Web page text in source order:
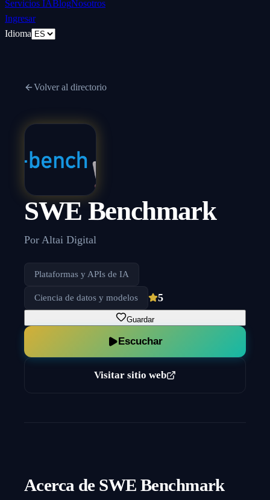
Servicios IABlogNosotros
Ingresar
Idioma
Volver al directorio
SWE Benchmark
Por Altai Digital
Plataformas y APIs de IA
Ciencia de datos y modelos 5
Guardar
Escuchar
Visitar sitio web
Acerca de SWE Benchmark